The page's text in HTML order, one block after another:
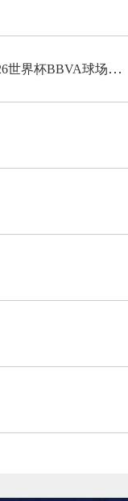
“高海拔538米足球空气动力学特征与飞行轨迹调控机制——以2026世界杯BBVA球场为实证场景”